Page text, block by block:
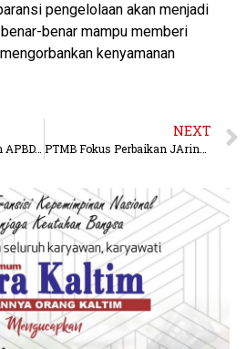
pengelolaan akan menjadi
benar mampu memberi
kenyamanan
Hampir Miliki 50 Persen APBD, Seyogyanya DPUPR Prioritaskan Pembangunan Infrastruktur
NEXT